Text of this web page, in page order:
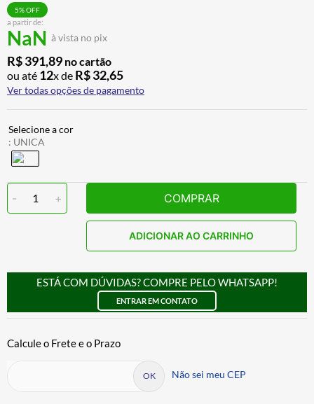
a partir de:
NaN à vista no pix
5% OFF
R$391,89 no cartão
ou até 12x de R$32,65
Ver todas opções de pagamento
: UNICA
- 1 + COMPRAR
ADICIONAR AO CARRINHO
ESTÁ COM DÚVIDAS? COMPRE PELO WHATSAPP!
ENTRAR EM CONTATO
Não sei meu CEP
7º
8 º CALÇA
9º AIROH
10º BOTAS